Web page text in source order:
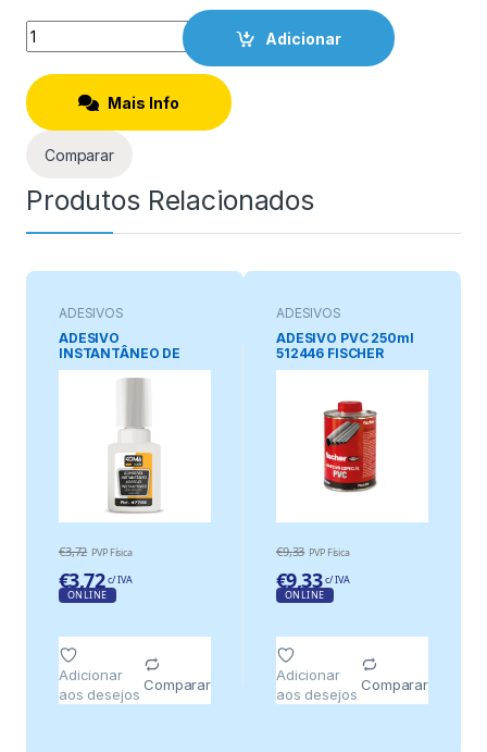
Quantity
Adicionar
Mais Info
Comparar
Produtos Relacionados
ADESIVOS
ADESIVO
INSTANTÂNEO DE
CIANOACRILATO
€3,72 PVP Física
€3,72 c/ IVA
ONLINE
Adicionar
aos desejos
Comparar
ADESIVOS
ADESIVO PVC 250ml
512446 FISCHER
€9,33 PVP Física
€9,33 c/ IVA
ONLINE
Adicionar
aos desejos
Comparar